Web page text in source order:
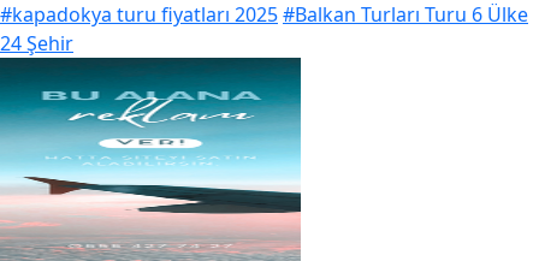
#kapadokya turu fiyatları 2025#Balkan Turları Turu 6 Ülke
24 Şehir